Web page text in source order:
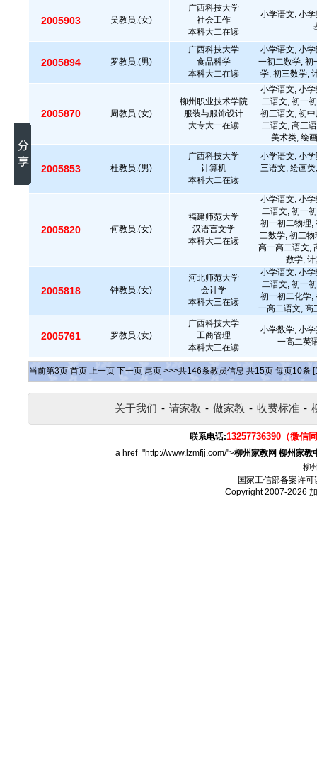
2005903 吴教员.(女)
广西科技大学
社会工作
本科大二在读
小学语文, 小
2005894 罗教员.(男)
广西科技大学
食品科学
本科大二在读
小学语文, 小
一初二数学, 初
学, 初三数学,
2005870 周教员.(女)
柳州职业技术学院
服装与服饰设计
大专大一在读
小学语文, 小
二语文, 初一
初三语文, 初
二语文, 高三
美术类, 绘
2005853 杜教员.(男)
广西科技大学
计算机
本科大二在读
小学语文, 小
三语文, 绘画
2005820 何教员.(女)
福建师范大学
汉语言文学
本科大二在读
小学语文, 小
二语文, 初一
初一初二物理,
三数学, 初三
高一高二语文,
数学,
2005818 钟教员.(女)
河北师范大学
会计学
本科大三在读
小学语文, 小
二语文, 初一
初一初二化学,
一高二语文, 高
2005761 罗教员.(女)
广西科技大学
工商管理
本科大三在读
小学数学, 小
一高二英
当前第3页 首页 上一页 下一页 尾页 >>>共146条教员信息 共15页 每页10条
关于我们 - 请家教 - 做家教 - 收费标准 -
联系电话:13257736390（微信
a href="http://www.lzmfjj.com/">柳州家教网 柳州家教
柳
国家工信部备案许可
Copyright 2007-2026